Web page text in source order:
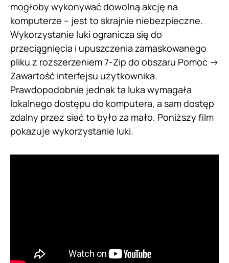
mogłoby wykonywać dowolną akcję na
komputerze – jest to skrajnie niebezpieczne.
Wykorzystanie luki ogranicza się do
przeciągnięcia i upuszczenia zamaskowanego
pliku z rozszerzeniem 7-Zip do obszaru Pomoc ->
Zawartość interfejsu użytkownika.
Prawdopodobnie jednak ta luka wymagała
lokalnego dostępu do komputera, a sam dostęp
zdalny przez sieć to było za mało. Poniższy film
pokazuje wykorzystanie luki.